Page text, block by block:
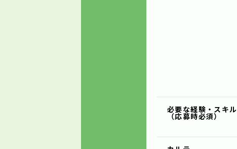
必要な経験・スキル
（応募時必須）